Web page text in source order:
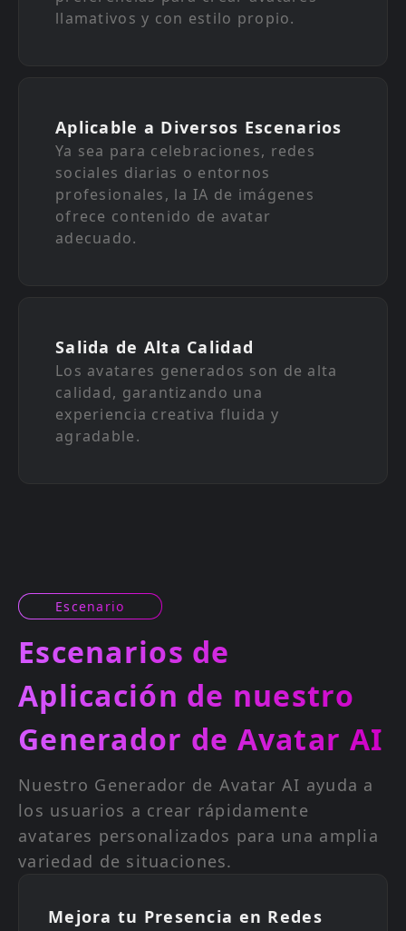
llamativos y con estilo propio.
Aplicable a Diversos Escenarios
Ya sea para celebraciones, redes
sociales diarias o entornos
profesionales, la IA de imágenes
ofrece contenido de avatar
adecuado.
Salida de Alta Calidad
Los avatares generados son de alta
calidad, garantizando una
experiencia creativa fluida y
agradable.
Escenario
Escenarios de
Aplicación de nuestro
Generador de Avatar AI
Nuestro Generador de Avatar AI ayuda a
los usuarios a crear rápidamente
avatares personalizados para una amplia
variedad de situaciones.
Mejora tu Presencia en Redes